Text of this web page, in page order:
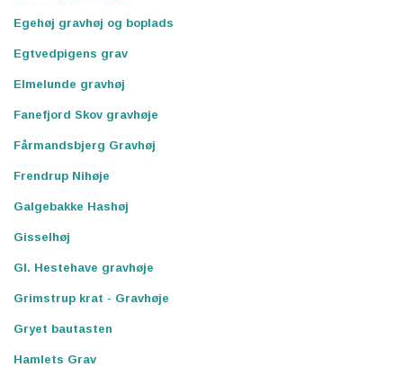
Egehøj gravhøj og boplads
Egtvedpigens grav
Elmelunde gravhøj
Fanefjord Skov gravhøje
Fårmandsbjerg Gravhøj
Frendrup Nihøje
Galgebakke Hashøj
Gisselhøj
Gl. Hestehave gravhøje
Grimstrup krat - Gravhøje
Gryet bautasten
Hamlets Grav